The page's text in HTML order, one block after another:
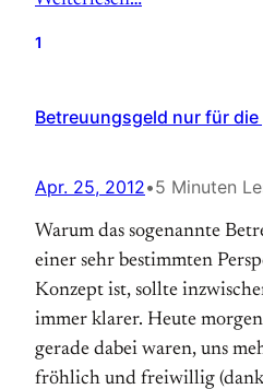
1
Betreuungsgeld nur für die
Apr. 25, 2012•5 Minuten
Warum das sogenannte
einer sehr bestimmten
Konzept ist, sollte
immer klarer. Heute
gerade dabei waren, uns
fröhlich und freiwillig